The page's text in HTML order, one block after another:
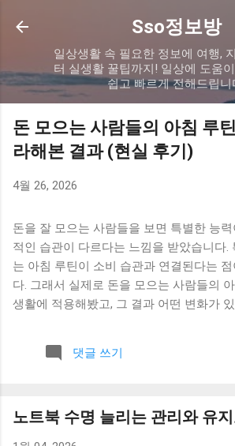
기본 콘텐츠로 건너뛰기
Sso정보방
일상생활 속 필요한 정보에 여행,
터 실생활 꿀팁까지! 일상에 도움
쉽고 빠르게 전해드립니
돈 모으는 사람들의 아침 루
라해본 결과 (현실 후기)
4월 26, 2026
돈을 잘 모으는 사람들을 보면 특별한 능
적인 습관이 다르다는 느낌을 받았습니다.
는 아침 루틴이 소비 습관과 연결된다는
다. 그래서 실제로 돈을 모으는 사람들의
생활에 적용해봤고, 그 결과 어떤 변화가 있
준비하고 바로 하루를 시작하는 패턴이었
보니 계획 없이 하루를 보내는 경우가 많았
단하게 그날의 지출 계획을 세우는 습관을
댓글 쓰기
노트북 수명 늘리는 관리와 유